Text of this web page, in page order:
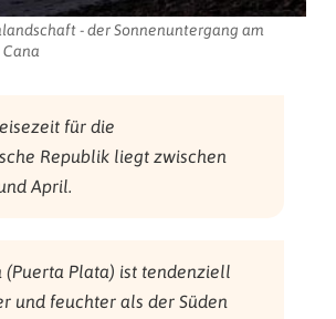
- der Sonnenuntergang am
für die
Republik liegt zwischen
April.
(Puerta Plata) ist tendenziell
und feuchter als der Süden